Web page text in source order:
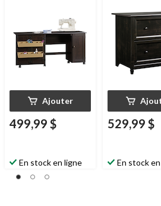
verrouillablesSauder
fini cannelle-cerisier
Ajouter
499,99 $
En stock en ligne
529,99 $
En stock